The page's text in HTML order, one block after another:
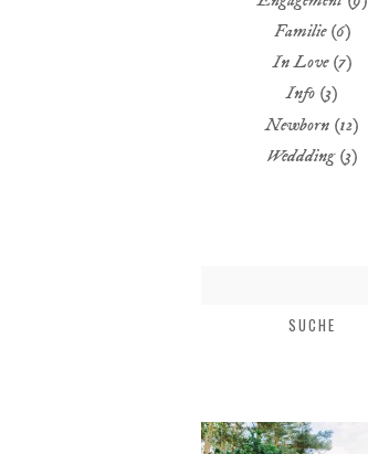
Familie(6)
In Love(7)
Info (3)
Newborn (12)
Weddding(3)